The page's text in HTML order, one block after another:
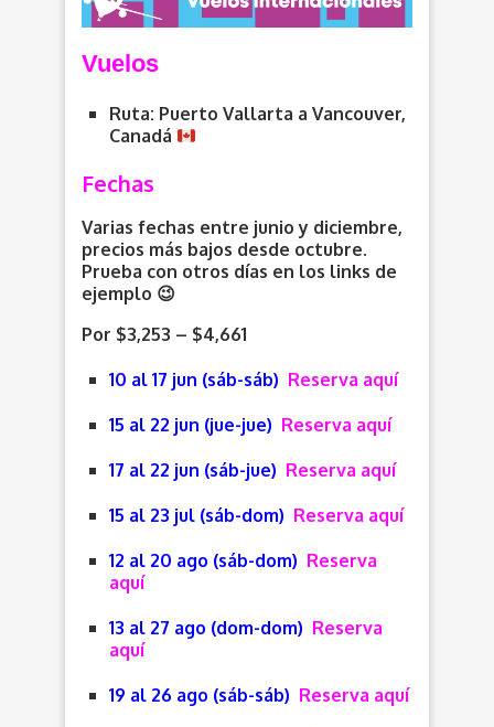
Vuelos
Ruta: Puerto Vallarta a Vancouver,
Canadá
Fechas
Varias fechas entre junio y diciembre,
precios más bajos desde octubre.
Prueba con otros días en los links de
ejemplo 😉
Por $3,253 – $4,661
10 al 17 jun (sáb-sáb) Reserva aquí
15 al 22 jun (jue-jue) Reserva aquí
17 al 22 jun (sáb-jue) Reserva aquí
15 al 23 jul (sáb-dom) Reserva aquí
12 al 20 ago (sáb-dom) Reserva
aquí
13 al 27 ago (dom-dom) Reserva
aquí
19 al 26 ago (sáb-sáb) Reserva aquí